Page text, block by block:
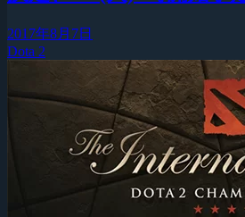
2017年8月7日
Dota 2